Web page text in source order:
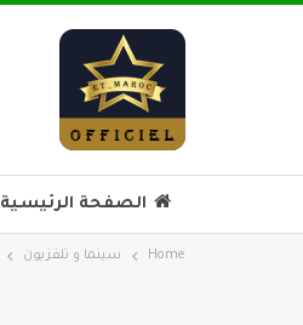
الصفحة الرئيسية
Home سينما و تلفزيون